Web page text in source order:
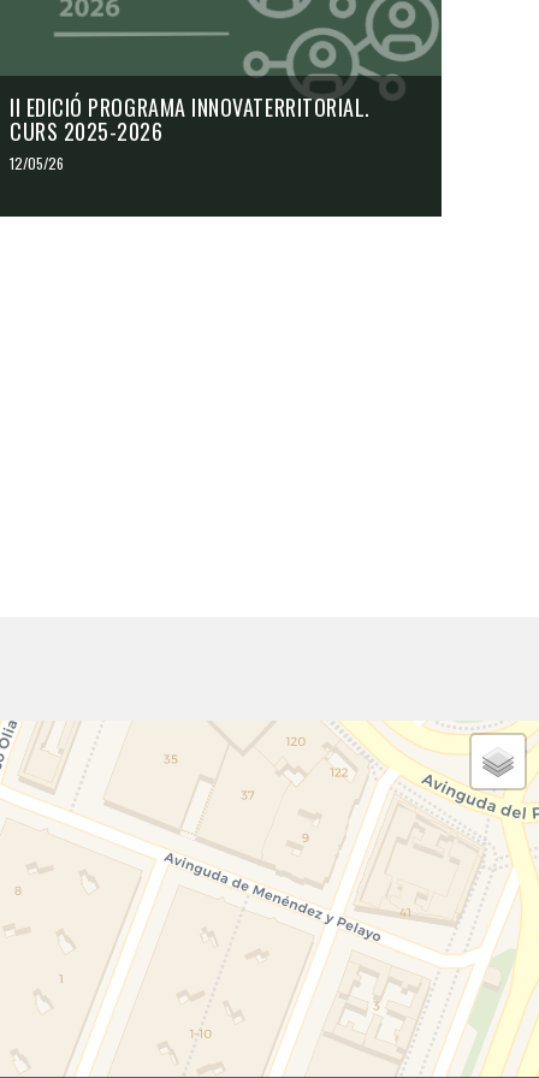
II EDICIÓ PROGRAMA INNOVATERRITORIAL.
CURS 2025-2026
12/05/26